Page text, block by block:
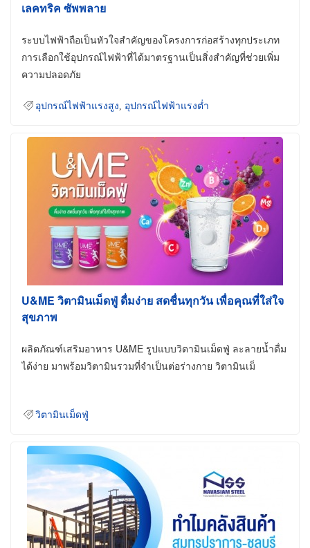
เลคทริค ซัพพลาย
ระบบไฟฟ้าถือเป็นหัวใจสำคัญของโครงการก่อสร้างทุกประเภท
การเลือกใช้อุปกรณ์ไฟฟ้าที่ได้มาตรฐานเป็นสิ่งสำคัญที่ช่วยเพิ่ม
ความปลอดภัย
อุปกรณ์ไฟฟ้าแรงสูง อุปกรณ์ไฟฟ้าแรงต่ำ
U&ME วิตามินเม็ดฟู่ ดื่มง่าย สดชื่นทุกวัน เพื่อคุณที่ใส่ใจ
สุขภาพ
ผลิตภัณฑ์เสริมอาหาร U&ME รูปแบบวิตามินเม็ดฟู่ ละลายน้ำดื่ม
ได้ง่าย มาพร้อมวิตามินรวมที่จำเป็นต่อร่างกาย วิตามินเม็
วิตามินเม็ดฟู่